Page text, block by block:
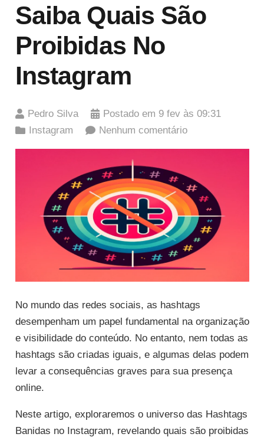
Saiba Quais São
Proibidas No
Instagram
Pedro Silva Postado em 9 fev às 09:31
Instagram
Nenhum comentário
No mundo das redes sociais, as hashtags
desempenham um papel fundamental na organização
e visibilidade do conteúdo. No entanto, nem todas as
hashtags são criadas iguais, e algumas delas podem
levar a consequências graves para sua presença
online.
Neste artigo, exploraremos o universo das Hashtags
Banidas no Instagram, revelando quais são proibidas